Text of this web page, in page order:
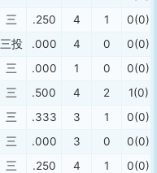
三 .250 4 1 0(0)
三投 .000 4 0 0(0)
三 .000 1 0 0(0)
三 .500 4 2 1(0)
三 .333 3 1 0(0)
三 .000 3 0 0(0)
三 .250 4 1 0(0)